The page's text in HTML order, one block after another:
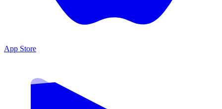
App Store